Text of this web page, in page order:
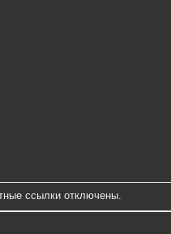
ссылки отключены.